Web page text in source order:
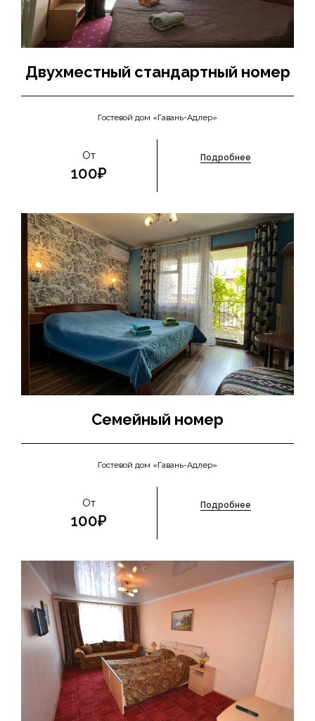
Двухместный стандартный номер
Гостевой дом «Гавань-Адлер»
От
100₽
Подробнее
Семейный номер
Гостевой дом «Гавань-Адлер»
От
100₽
Подробнее